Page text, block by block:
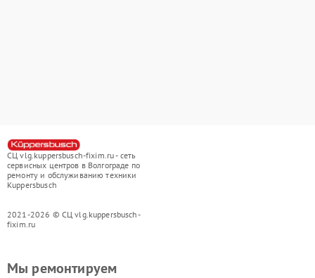
СЦ vlg.kuppersbusch-fixim.ru - сеть
сервисных центров в Волгограде по
ремонту и обслуживанию техники
Kuppersbusch
2021-2026 © СЦ vlg.kuppersbusch-
fixim.ru
Мы ремонтируем